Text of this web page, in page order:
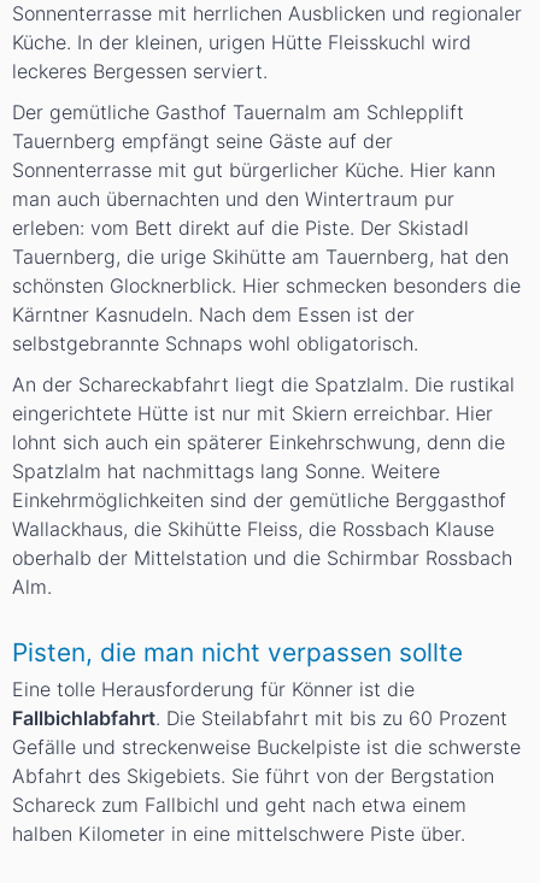
Sonnenterrasse mit herrlichen Ausblicken und regionaler
Küche. In der kleinen, urigen Hütte Fleisskuchl wird
leckeres Bergessen serviert.
Der gemütliche Gasthof Tauernalm am Schlepplift
Tauernberg empfängt seine Gäste auf der
Sonnenterrasse mit gut bürgerlicher Küche. Hier kann
man auch übernachten und den Wintertraum pur
erleben: vom Bett direkt auf die Piste. Der Skistadl
Tauernberg, die urige Skihütte am Tauernberg, hat den
schönsten Glocknerblick. Hier schmecken besonders die
Kärntner Kasnudeln. Nach dem Essen ist der
selbstgebrannte Schnaps wohl obligatorisch.
An der Schareckabfahrt liegt die Spatzlalm. Die rustikal
eingerichtete Hütte ist nur mit Skiern erreichbar. Hier
lohnt sich auch ein späterer Einkehrschwung, denn die
Spatzlalm hat nachmittags lang Sonne. Weitere
Einkehrmöglichkeiten sind der gemütliche Berggasthof
Wallackhaus, die Skihütte Fleiss, die Rossbach Klause
oberhalb der Mittelstation und die Schirmbar Rossbach
Alm.
Pisten, die man nicht verpassen sollte
Eine tolle Herausforderung für Könner ist die
Fallbichlabfahrt. Die Steilabfahrt mit bis zu 60 Prozent
Gefälle und streckenweise Buckelpiste ist die schwerste
Abfahrt des Skigebiets. Sie führt von der Bergstation
Schareck zum Fallbichl und geht nach etwa einem
halben Kilometer in eine mittelschwere Piste über.